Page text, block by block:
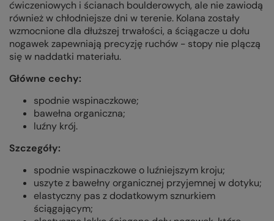
ćwiczeniowych i ścianach boulderowych, ale nie zawiodą
również w chłodniejsze dni w terenie. Kolana zostały
wzmocnione dla dłuższej trwałości, a ściągacze u dołu
nogawek zapewniają precyzję ruchów - stopy nie plączą
się w naddatki materiału.
Główne cechy:
spodnie wspinaczkowe;
bawełna organiczna;
luźny krój.
Szczegóły:
spodnie wspinaczkowe o luźniejszym kroju;
uszyte z bawełny organicznej przyjemnej w dotyku;
elastyczny pas z dodatkowym sznurkiem
ściągającym;